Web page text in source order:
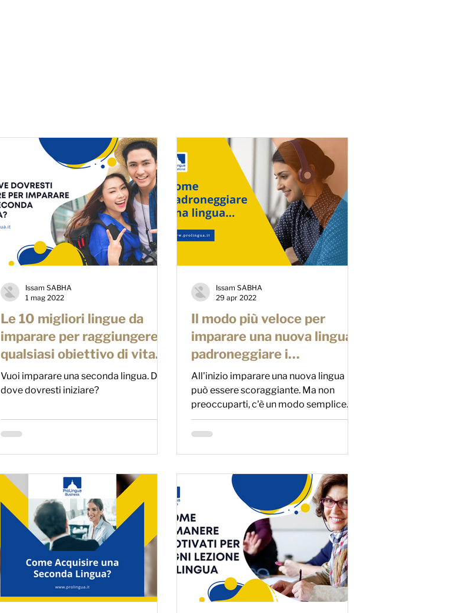
Le 10 migliori lingue da
imparare per raggiungere
qualsiasi obiettivo di vita
nel 2022
Vuoi imparare una seconda lingua. Da
dove dovresti iniziare?
Issam SABHA
1 mag 2022
Il modo più veloce per
imparare una nuova lingua:
padroneggiare i
fondamenti
All'inizio imparare una nuova lingua
può essere scoraggiante. Ma non
preoccuparti, c'è un modo semplice
per accelerare i tuoi progressi!
Issam SABHA
29 apr 2022